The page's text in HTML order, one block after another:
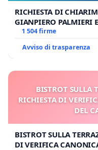
RICHIESTA DI
GIANPIERO PALMIERI
1 504 firme
Avviso di trasparenza
BISTROT SULLA
RICHIESTA DI
DEL
BISTROT SULLA
DI VERIFICA